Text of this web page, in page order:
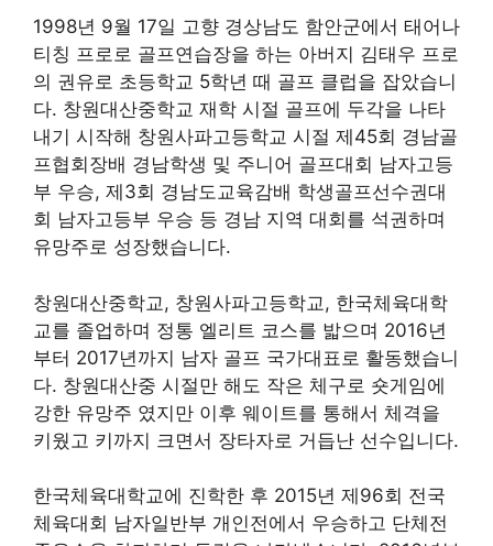
1998년 9월 17일 고향 경상남도 함안군에서 태어나
티칭 프로로 골프연습장을 하는 아버지 김태우 프로
의 권유로 초등학교 5학년 때 골프 클럽을 잡았습니
다. 창원대산중학교 재학 시절 골프에 두각을 나타
내기 시작해 창원사파고등학교 시절 제45회 경남골
프협회장배 경남학생 및 주니어 골프대회 남자고등
부 우승, 제3회 경남도교육감배 학생골프선수권대
회 남자고등부 우승 등 경남 지역 대회를 석권하며
유망주로 성장했습니다.
창원대산중학교, 창원사파고등학교, 한국체육대학
교를 졸업하며 정통 엘리트 코스를 밟으며 2016년
부터 2017년까지 남자 골프 국가대표로 활동했습니
다. 창원대산중 시절만 해도 작은 체구로 숏게임에
강한 유망주 였지만 이후 웨이트를 통해서 체격을
키웠고 키까지 크면서 장타자로 거듭난 선수입니다.
한국체육대학교에 진학한 후 2015년 제96회 전국
체육대회 남자일반부 개인전에서 우승하고 단체전